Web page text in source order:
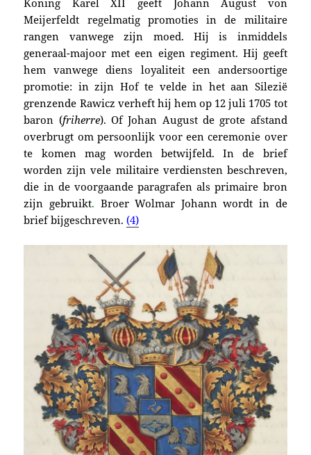
Koning Karel XII geeft Johann August von
Meijerfeldt regelmatig promoties in de militaire
rangen vanwege zijn moed. Hij is inmiddels
generaal-majoor met een eigen regiment. Hij geeft
hem vanwege diens loyaliteit een andersoortige
promotie: in zijn Hof te velde in het aan Silezië
grenzende Rawicz verheft hij hem op 12 juli 1705 tot
baron (friherre). Of Johan August de grote afstand
overbrugt om persoonlijk voor een ceremonie over
te komen mag worden betwijfeld. In de brief
worden zijn vele militaire verdiensten beschreven,
die in de voorgaande paragrafen als primaire bron
zijn gebruikt. Broer Wolmar Johann wordt in de
brief bijgeschreven. (4)